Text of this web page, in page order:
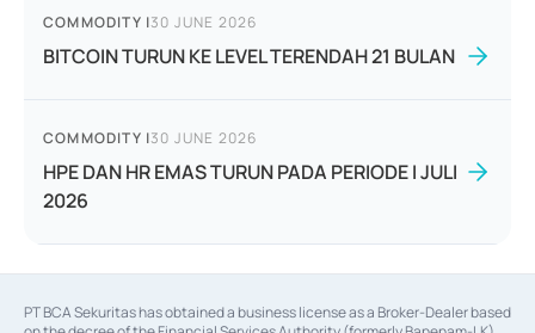
COMMODITY |30 JUNE 2026
BITCOIN TURUN KE LEVEL TERENDAH 21 BULAN
COMMODITY |30 JUNE 2026
HPE DAN HR EMAS TURUN PADA PERIODE I JULI
2026
PT BCA Sekuritas has obtained a business license as a Broker-Dealer based